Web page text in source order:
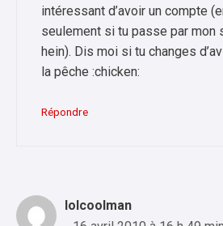
intéressant d’avoir un compte
seulement si tu passe par mon
hein). Dis moi si tu changes
la pêche :chicken:
Répondre
lolcoolman